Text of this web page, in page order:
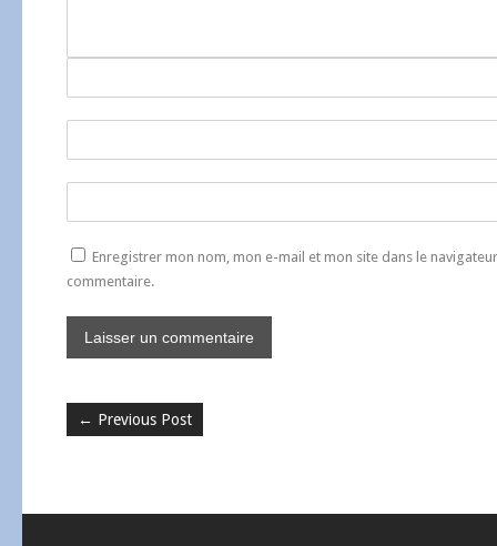
Enregistrer mon nom, mon e-mail et mon site dans le
commentaire.
← Previous Post